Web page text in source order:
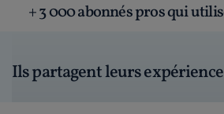
+ 3 000 abonnés pros qui
Ils partagent leurs